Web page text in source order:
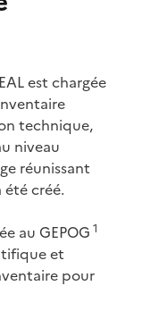
est chargée
technique,
niveau
réunissant
créé.
au GEPOG 1
et
pour